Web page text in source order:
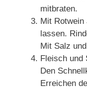
mitbraten.
Mit Rotwein
lassen.
Mit Salz
Fleisch und
Den
Erreichen